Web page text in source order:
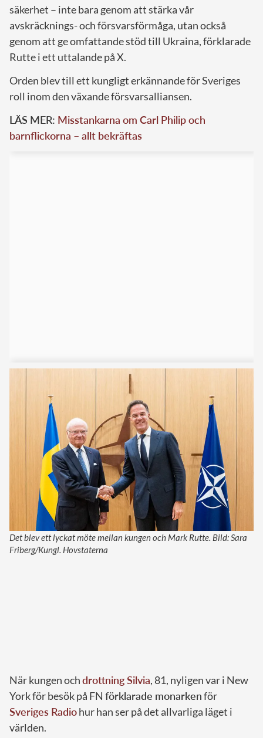
säkerhet – inte bara genom att stärka vår
avskräcknings- och försvarsförmåga, utan också
genom att ge omfattande stöd till Ukraina, förklarade
Rutte i ett uttalande på X.
Orden blev till ett kungligt erkännande för Sveriges
roll inom den växande försvarsalliansen.
LÄS MER: Misstankarna om Carl Philip och
barnflickorna – allt bekräftas
Det blev ett lyckat möte mellan kungen och Mark Rutte. Bild: Sara
Friberg/Kungl. Hovstaterna
När kungen ochdrottning Silvia, 81, nyligen var i New
York för besök på FN förklarade monarkenför
Sveriges Radiohur han ser på det allvarliga läget i
världen.